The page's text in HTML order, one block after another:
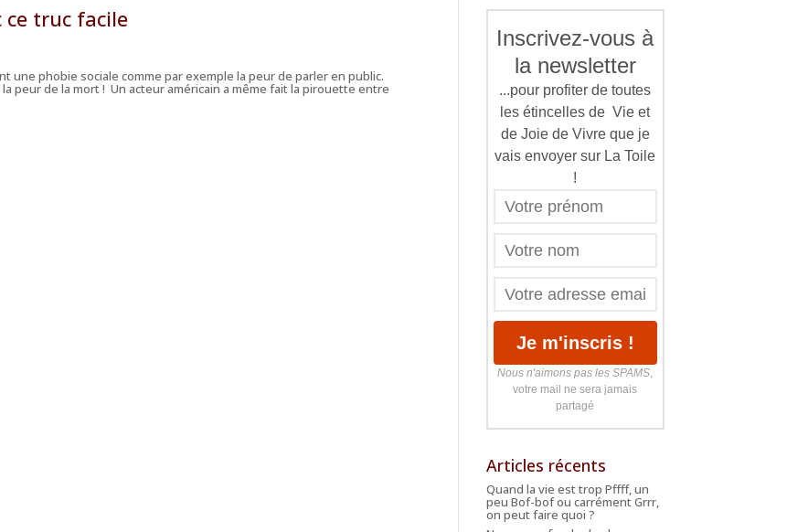
ce truc facile
une phobie sociale comme par exemple la peur de parler en public.
peur de la mort ! Un acteur américain a même fait la pirouette entre
Inscrivez-vous à
la newsletter
...pour profiter de toutes
les étincelles de Vie et
de Joie de Vivre que je
vais envoyer sur La Toile
!
Nous n'aimons pas les SPAMS,
votre mail ne sera jamais
partagé
Articles récents
Quand la vie est trop Pffff, un
peu Bof-bof ou carrément Grrr,
on peut faire quoi ?